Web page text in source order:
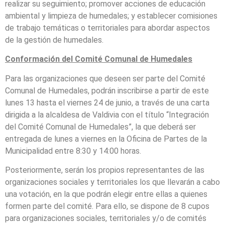
realizar su seguimiento; promover acciones de educación
ambiental y limpieza de humedales; y establecer comisiones
de trabajo temáticas o territoriales para abordar aspectos
de la gestión de humedales.
Conformación del Comité Comunal de Humedales
Para las organizaciones que deseen ser parte del Comité
Comunal de Humedales, podrán inscribirse a partir de este
lunes 13 hasta el viernes 24 de junio, a través de una carta
dirigida a la alcaldesa de Valdivia con el título “Integración
del Comité Comunal de Humedales”, la que deberá ser
entregada de lunes a viernes en la Oficina de Partes de la
Municipalidad entre 8:30 y 14:00 horas.
Posteriormente, serán los propios representantes de las
organizaciones sociales y territoriales los que llevarán a cabo
una votación, en la que podrán elegir entre ellas a quienes
formen parte del comité. Para ello, se dispone de 8 cupos
para organizaciones sociales, territoriales y/o de comités